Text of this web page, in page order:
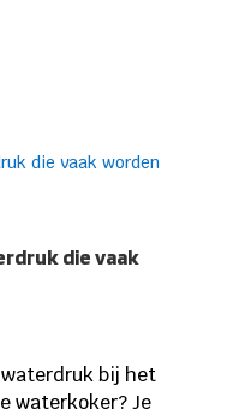
die vaak
waterdruk bij het
waterkoker? Je